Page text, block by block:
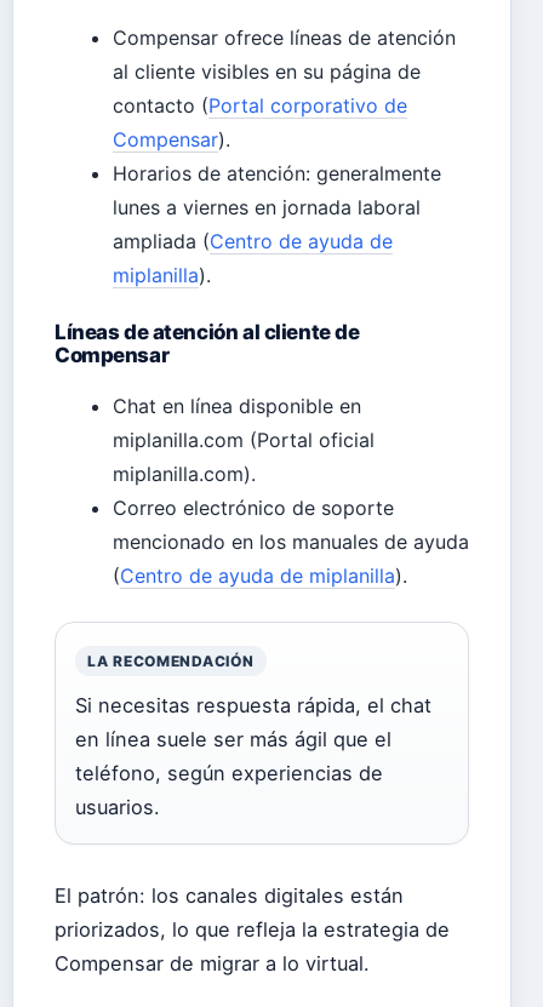
Compensar ofrece líneas de atención
al cliente visibles en su página de
contacto (Portal corporativo de
Compensar).
Horarios de atención: generalmente
lunes a viernes en jornada laboral
ampliada (Centro de ayuda de
miplanilla).
Líneas de atención al cliente de
Compensar
Chat en línea disponible en
miplanilla.com (Portal oficial
miplanilla.com).
Correo electrónico de soporte
mencionado en los manuales de ayuda
(Centro de ayuda de miplanilla).
LA RECOMENDACIÓN
Si necesitas respuesta rápida, el chat
en línea suele ser más ágil que el
teléfono, según experiencias de
usuarios.
El patrón: los canales digitales están
priorizados, lo que refleja la estrategia de
Compensar de migrar a lo virtual.